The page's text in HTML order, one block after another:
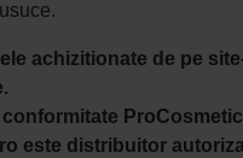
achizitionate de pe
conformitate
este distribuitor